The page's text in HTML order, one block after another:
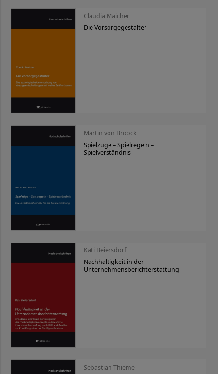
Claudia Maicher
Die Vorsorgegestalter
Martin von Broock
Spielzüge – Spielregeln –
Spielverständnis
Kati Beiersdorf
Nachhaltigkeit in der
Unternehmensberichterstattung
Sebastian Thieme